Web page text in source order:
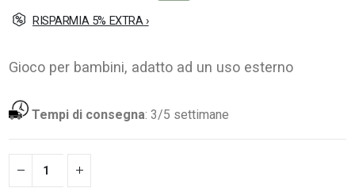
RISPARMIA 5% EXTRA ›
Gioco per bambini, adatto ad un uso esterno
Tempi di consegna:3/5 settimane